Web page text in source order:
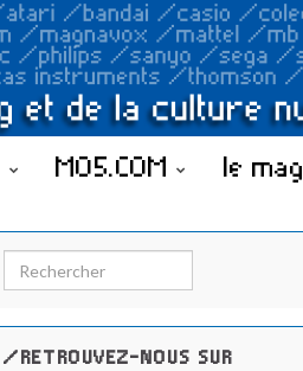
MO5.COM le mag
Search for:
/RETROUVEZ-NOUS SUR